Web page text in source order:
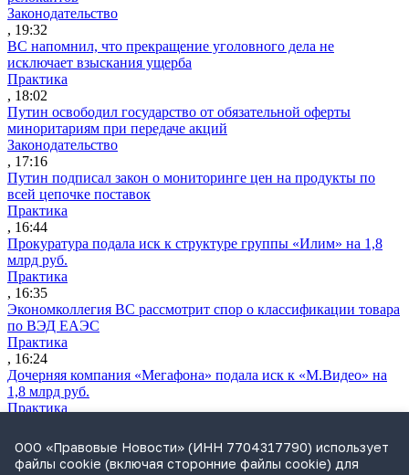
Законодательство
, 19:32
ВС напомнил, что прекращение уголовного дела не
исключает взыскания ущерба
Практика
, 18:02
Путин освободил государство от обязательной оферты
миноритариям при передаче акций
Законодательство
, 17:16
Путин подписал закон о мониторинге цен на продукты по
всей цепочке поставок
Практика
, 16:44
Прокуратура подала иск к структуре группы «Илим» на 1,8
млрд руб.
Практика
, 16:35
Экономколлегия ВС рассмотрит спор о классификации товара
по ВЭД ЕАЭС
Практика
, 16:24
Дочерняя компания «Мегафона» подала иск к «М.Видео» на
1,8 млрд руб.
Практика
СИП проверит отмену патента на систему управления
устройствами после возражений «Яндекса»
ООО «Правовые Новости» (ИНН 7704317790) использует
файлы cookie (включая сторонние файлы cookie) для